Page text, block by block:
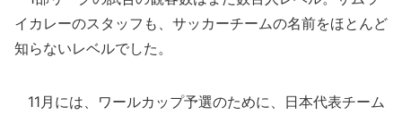
イカレーのスタッフも、サッカーチームの名前をほとんど
知らないレベルでした。
11月には、ワールカップ予選のために、日本代表チーム